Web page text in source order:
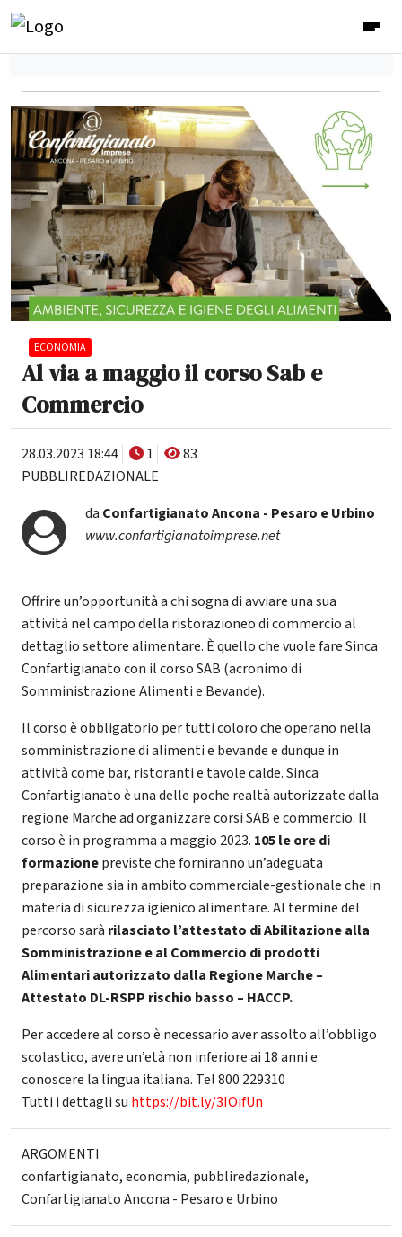
ECONOMIA
Al via a maggio il corso Sab e
Commercio
28.03.2023 18:44 1
83
PUBBLIREDAZIONALE
da Confartigianato Ancona - Pesaro e Urbino
www.confartigianatoimprese.net
Offrire un’opportunità a chi sogna di avviare una sua
attività nel campo della ristorazioneo di commercio al
dettaglio settore alimentare. È quello che vuole fare Sinca
Confartigianato con il corso SAB (acronimo di
Somministrazione Alimenti e Bevande).
Il corso è obbligatorio per tutti coloro che operano nella
somministrazione di alimenti e bevande e dunque in
attività come bar, ristoranti e tavole calde. Sinca
Confartigianato è una delle poche realtà autorizzate dalla
regione Marche ad organizzare corsi SAB e commercio. Il
corso è in programma a maggio 2023. 105 le ore di
formazionepreviste che forniranno un’adeguata
preparazione sia in ambito commerciale-gestionale che in
materia di sicurezza igienico alimentare. Al termine del
percorso sarà rilasciato l’attestato di Abilitazione alla
Somministrazione e al Commercio di prodotti
Alimentari autorizzato dalla Regione Marche –
Attestato DL-RSPP rischio basso – HACCP.
Per accedere al corso è necessario aver assolto all’obbligo
scolastico, avere un’età non inferiore ai 18 anni e
conoscere la lingua italiana. Tel 800 229310
Tutti i dettagli su https://bit.ly/3IOifUn
ARGOMENTI
confartigianato,economia, pubbliredazionale,
Confartigianato Ancona - Pesaro e Urbino